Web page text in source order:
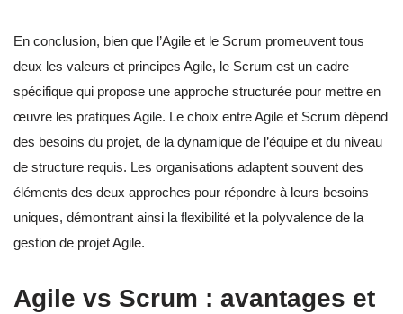
En conclusion, bien que l’Agile et le Scrum promeuvent tous
deux les valeurs et principes Agile, le Scrum est un cadre
spécifique qui propose une approche structurée pour mettre en
œuvre les pratiques Agile. Le choix entre Agile et Scrum dépend
des besoins du projet, de la dynamique de l’équipe et du niveau
de structure requis. Les organisations adaptent souvent des
éléments des deux approches pour répondre à leurs besoins
uniques, démontrant ainsi la flexibilité et la polyvalence de la
gestion de projet Agile.
Agile vs Scrum : avantages et